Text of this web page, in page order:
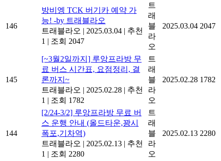
146
방비엥 TCK 버기카 예약 가
능! -by 트래블라오
트래블라오 | 2025.03.04 | 추천
1 | 조회 2047
트
래
블
라
오
2025.03.04 2047
145
[~3월2일까지] 루앙프라방 무
료 버스 시간표, 요점정리, 결
론까지~
트래블라오 | 2025.02.28 | 추천
1 | 조회 1782
트
래
블
라
오
2025.02.28 1782
144
[2/24-3/2] 루앙프라방 무료 버
스 운행 안내 (올드타운,꽝시
폭포,기차역)
트래블라오 | 2025.02.13 | 추천
1 | 조회 2280
트
래
블
라
오
2025.02.13 2280